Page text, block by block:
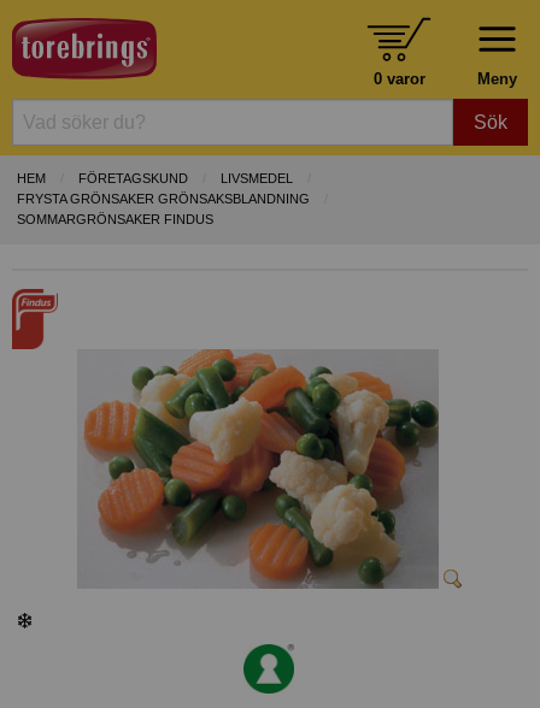
Meny
0 varor
Sök
HEM FÖRETAGSKUND
LIVSMEDEL
FRYSTA GRÖNSAKER GRÖNSAKSBLANDNING
SOMMARGRÖNSAKER FINDUS